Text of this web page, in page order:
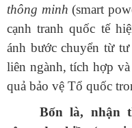
thông minh(smart
cạnh tranh quốc tế
ánh bước chuyển từ
liên ngành, tích hợp
quả bảo vệ Tổ quốc
Bốn là, nhận